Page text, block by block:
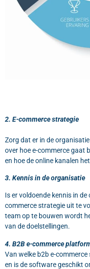
2. E-commerce strategie
Zorg dat er in de
over hoe e-commerce gaat
en hoe de online kanalen
3. Kennis in de organisatie
Is er voldoende kennis in
commerce strategie uit te
team op te bouwen wordt
van de doelstellingen.
4. B2B e-commerce
Van welke b2b e-
en is de software geschikt